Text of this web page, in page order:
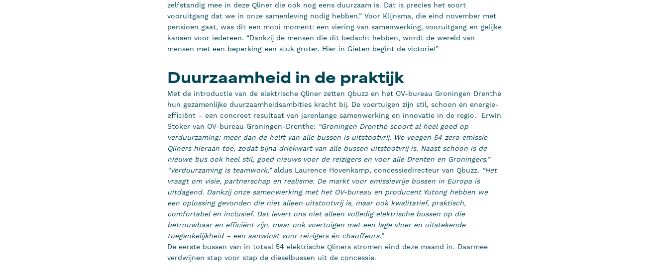
zelfstandig mee in deze Qliner die ook nog eens duurzaam is. Dat is precies het soort
vooruitgang dat we in onze samenleving nodig hebben.” Voor Klijnsma, die eind november met
pensioen gaat, was dit een mooi moment: een viering van samenwerking, vooruitgang en gelijke
kansen voor iedereen. “Dankzij de mensen die dit bedacht hebben, wordt de wereld van
mensen met een beperking een stuk groter. Hier in Gieten begint de victorie!”
Duurzaamheid in de praktijk
Met de introductie van de elektrische Qliner zetten Qbuzz en het OV-bureau Groningen Drenthe
hun gezamenlijke duurzaamheidsambities kracht bij. De voertuigen zijn stil, schoon en energie-
efficiënt – een concreet resultaat van jarenlange samenwerking en innovatie in de regio. Erwin
Stoker van OV-bureau Groningen-Drenthe: “Groningen Drenthe scoort al heel goed op
verduurzaming: meer dan de helft van alle bussen is uitstootvrij. We voegen 54 zero emissie
Qliners hieraan toe, zodat bijna driekwart van alle bussen uitstootvrij is. Naast schoon is de
nieuwe bus ook heel stil, goed nieuws voor de reizigers en voor alle Drenten en Groningers.”
“Verduurzaming is teamwork,”aldus Laurence Hovenkamp, concessiedirecteur van Qbuzz. “Het
vraagt om visie, partnerschap en realisme. De markt voor emissievrije bussen in Europa is
uitdagend. Dankzij onze samenwerking met het OV-bureau en producent Yutong hebben we
een oplossing gevonden die niet alleen uitstootvrij is, maar ook kwalitatief, praktisch,
comfortabel en inclusief. Dat levert ons niet alleen volledig elektrische bussen op die
betrouwbaar en efficiënt zijn, maar ook voertuigen met een lage vloer en uitstekende
toegankelijkheid – een aanwinst voor reizigers én chauffeurs.”
De eerste bussen van in totaal 54 elektrische Qliners stromen eind deze maand in. Daarmee
verdwijnen stap voor stap de dieselbussen uit de concessie.